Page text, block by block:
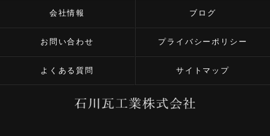
会社情報 ブログ
お問い合わせ プライバシーポリシー
よくある質問 サイトマップ